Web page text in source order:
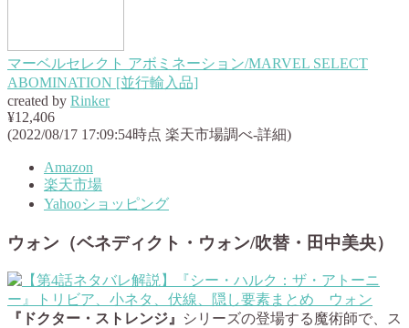
マーベルセレクト アボミネーション/MARVEL SELECT
ABOMINATION [並行輸入品]
created by Rinker
¥12,406
(2022/08/17 17:09:54時点 楽天市場調べ-詳細)
Amazon
楽天市場
Yahooショッピング
ウォン（ベネディクト・ウォン/吹替・田中美央）
『ドクター・ストレンジ』
シリーズの登場する魔術師で、ス